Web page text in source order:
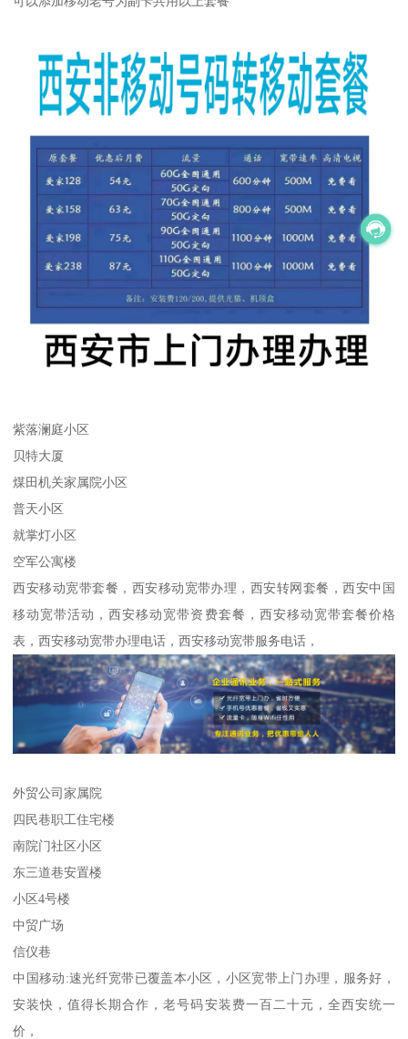
紫落澜庭小区
贝特大厦
煤田机关家属院小区
普天小区
就掌灯小区
空军公寓楼
西安移动宽带套餐，西安移动宽带办理，西安转网套餐，西安中国
移动宽带活动，西安移动宽带资费套餐，西安移动宽带套餐价格
表，西安移动宽带办理电话，西安移动宽带服务电话，
外贸公司家属院
四民巷职工住宅楼
南院门社区小区
东三道巷安置楼
小区4号楼
中贸广场
信仪巷
中国移动:速光纤宽带已覆盖本小区，小区宽带上门办理，服务好，
安装快，值得长期合作，老号码安装费一百二十元，全西安统一
价，